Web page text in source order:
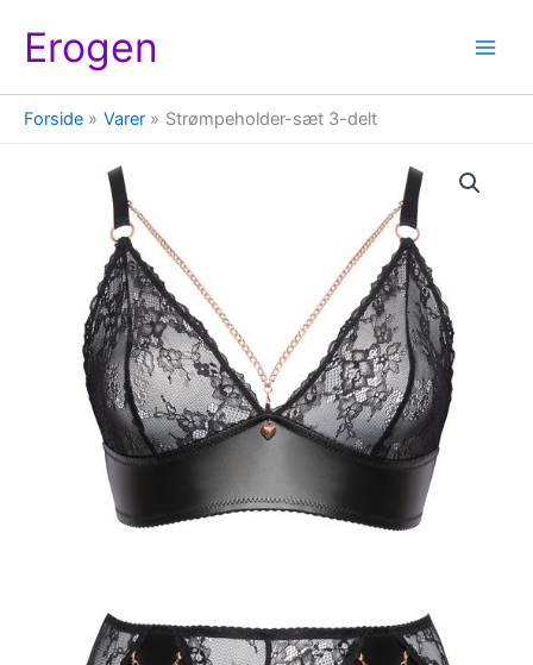
indholdet
Erogen
Forside Varer Strømpeholder-sæt 3-delt